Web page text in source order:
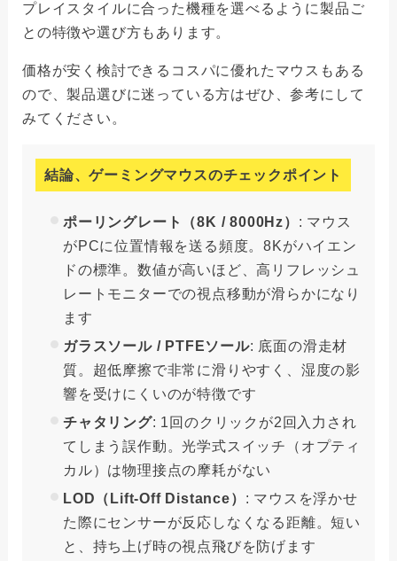
プレイスタイルに合った機種を選べるように製品ご
との特徴や選び方もあります。
価格が安く検討できるコスパに優れたマウスもある
ので、製品選びに迷っている方はぜひ、参考にして
みてください。
結論、ゲーミングマウスのチェックポイント
ポーリングレート（8K / 8000Hz） : マウス
がPCに位置情報を送る頻度。8Kがハイエン
ドの標準。数値が高いほど、高リフレッシュ
レートモニターでの視点移動が滑らかになり
ます
ガラスソール / PTFEソール: 底面の滑走材
質。超低摩擦で非常に滑りやすく、湿度の影
響を受けにくいのが特徴です
チャタリング: 1回のクリックが2回入力され
てしまう誤作動。光学式スイッチ（オプティ
カル）は物理接点の摩耗がない
LOD（Lift-Off Distance） : マウスを浮かせ
た際にセンサーが反応しなくなる距離。短い
と、持ち上げ時の視点飛びを防げます